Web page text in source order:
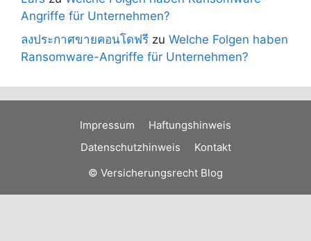
Angriffe für Unternehmen?
ลงประกาศขายคอนโดฟรี zu Welche Folgen haben
Ransomware-Angriffe für Unternehmen?
Impressum
Haftungshinweis
Datenschutzhinweis
Kontakt
© Versicherungsrecht Blog